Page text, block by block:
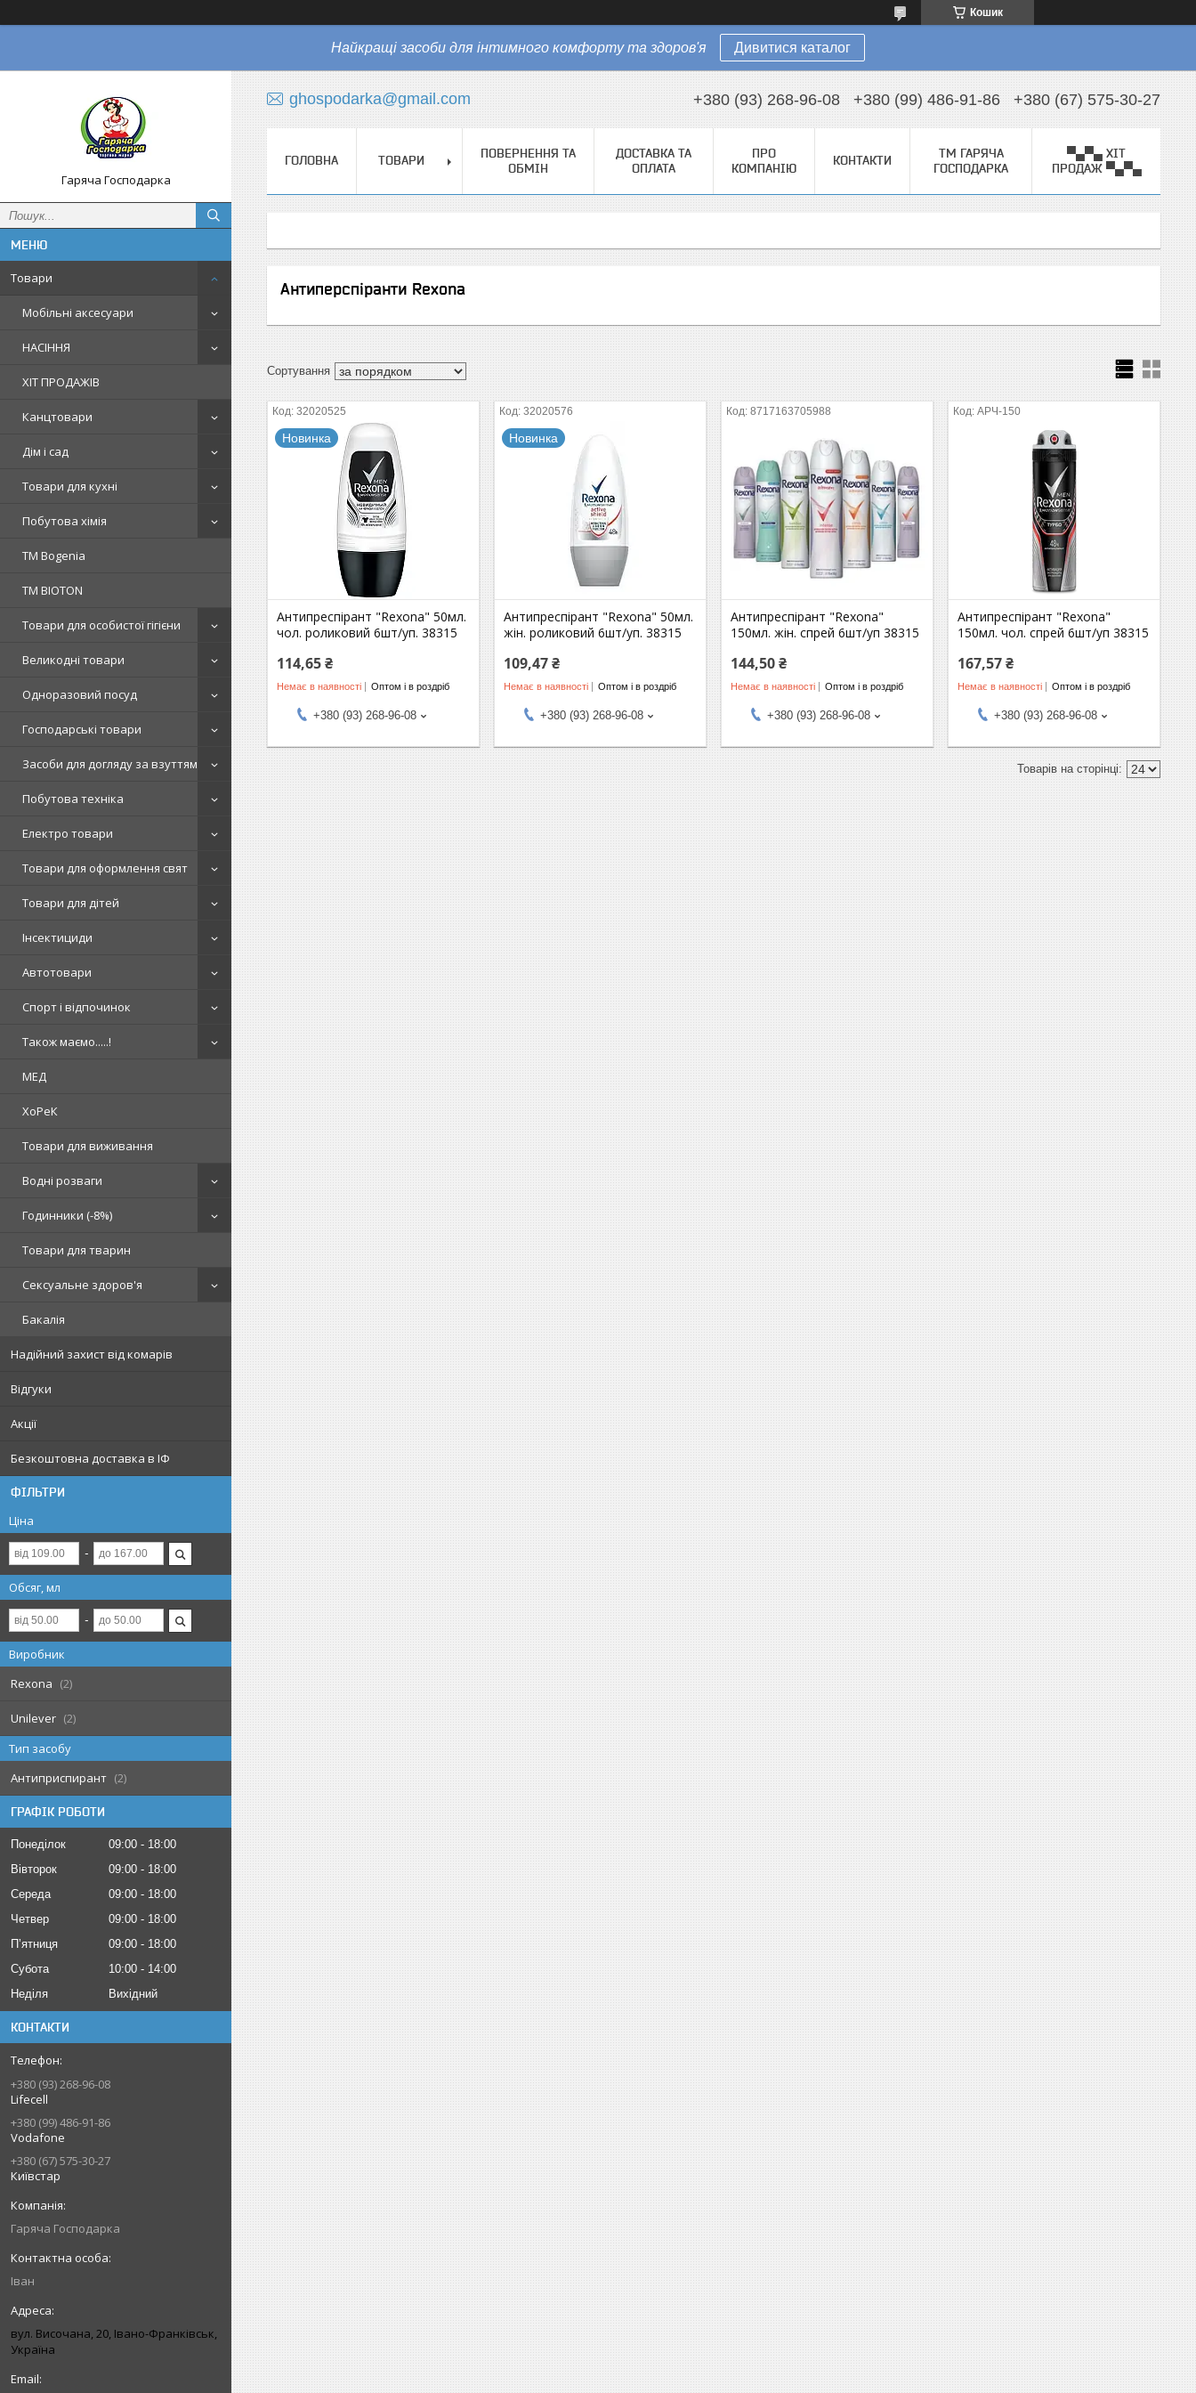
Кошик
Найкращі засоби для інтимного комфорту та здоров'я Дивитися каталог
Гаряча Господарка
Товари
Мобільні аксесуари
НАСІННЯ
ХІТ ПРОДАЖІВ
Канцтовари
Дім і сад
Товари для кухні
Побутова хімія
ТМ Bogenia
ТМ BIOTON
Товари для особистої гігієни
Великодні товари
Одноразовий посуд
Господарські товари
Засоби для догляду за взуттям
Побутова техніка
Електро товари
Товари для оформлення свят
Товари для дітей
Інсектициди
Автотовари
Спорт і відпочинок
Також маємо.....!
МЕД
ХоРеК
Товари для виживання
Водні розваги
Годинники (-8%)
Товари для тварин
Сексуальне здоров'я
Бакалія
Надійний захист від комарів
Відгуки
Акції
Безкоштовна доставка в ІФ
ФІЛЬТРИ
Ціна
Обсяг, мл
Виробник
Rexona
2
Unilever
2
Тип засобу
Антиприспирант
2
ГРАФІК РОБОТИ
Понеділок 09:00
18:00
Вівторок
09:00
18:00
Середа
09:00
18:00
Четвер
09:00
18:00
Пʼятниця
09:00
18:00
Субота
10:00
14:00
Неділя
Вихідний
КОНТАКТИ
+380 (93) 268-96-08
Lifecell
+380 (99) 486-91-86
Vodafone
+380 (67) 575-30-27
Київстар
Гаряча Господарка
Іван
вул. Височана, 20, Івано-Франківськ,
Україна
ghospodarka@gmail.com +380 (93) 268-96-08 +380 (99) 486-91-86 +380 (67) 575-30-27
ГОЛОВНА ТОВАРИ
ПОВЕРНЕННЯ ТА
ОБМІН
ДОСТАВКА ТА
ОПЛАТА
ПРО
КОМПАНІЮ
КОНТАКТИ
ТМ ГАРЯЧА
ГОСПОДАРКА
▀▄▀▄ ХІТ
ПРОДАЖ ▀▄▀▄
Антиперспіранти Rexona
32020525
Новинка
Антипреспірант "Rexona" 50мл.
чол. роликовий 6шт/уп. 38315
114,65 ₴
Немає в наявності Оптом і в роздріб
+380 (93) 268-96-08
32020576
Новинка
Антипреспірант "Rexona" 50мл.
жін. роликовий 6шт/уп. 38315
109,47 ₴
Немає в наявності Оптом і в роздріб
+380 (93) 268-96-08
8717163705988
Антипреспірант "Rexona"
150мл. жін. спрей 6шт/уп 38315
144,50 ₴
Немає в наявності Оптом і в роздріб
+380 (93) 268-96-08
АРЧ-150
Антипреспірант "Rexona"
150мл. чол. спрей 6шт/уп 38315
167,57 ₴
Немає в наявності Оптом і в роздріб
+380 (93) 268-96-08